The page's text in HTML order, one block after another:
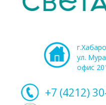
ул.
офис
+7 (4212)